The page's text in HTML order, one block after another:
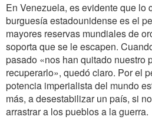
En Venezuela, es evidente que lo
burguesía estadounidense es el
mayores reservas mundiales de
soporta que se le escapen.
pasado «nos han quitado nuestro
recuperarlo», quedó claro. Por el
potencia imperialista del mundo
más, a desestabilizar un país, si
arrastrar a los pueblos a la guerra.